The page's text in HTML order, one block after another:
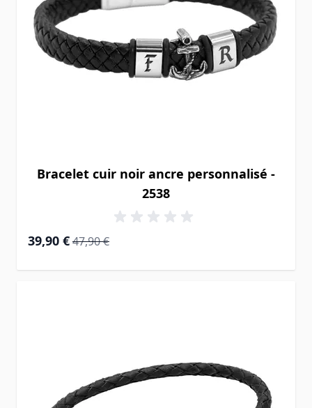
Bracelet cuir noir ancre personnalisé -
2538
Prix Spécial
39,90 € Prix normal
47,90 €